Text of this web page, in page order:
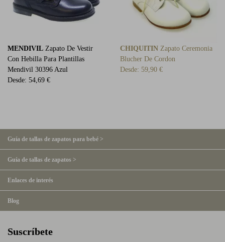
MENDIVIL Zapato De Vestir
Con Hebilla Para Plantillas
Mendivil 30396 Azul
Desde: 54,69 €
CHIQUITIN Zapato Ceremonia
Blucher De Cordon
Desde: 59,90 €
Guía de tallas de zapatos para bebé >
Guía de tallas de zapatos >
Enlaces de interés
Blog
Suscríbete